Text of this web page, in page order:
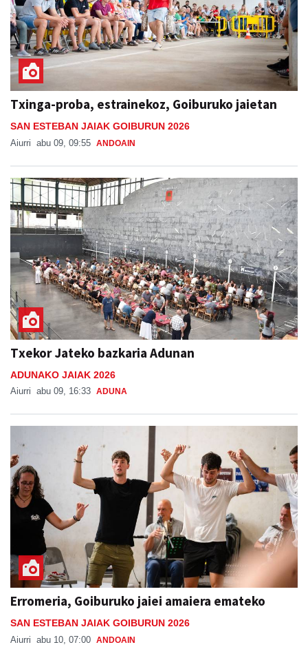
Txinga-proba, estrainekoz, Goiburuko jaietan
SAN ESTEBAN JAIAK GOIBURUN 2026
Aiurri abu 09, 09:55 ANDOAIN
Txekor Jateko bazkaria Adunan
ADUNAKO JAIAK 2026
Aiurri abu 09, 16:33 ADUNA
Erromeria, Goiburuko jaiei amaiera emateko
SAN ESTEBAN JAIAK GOIBURUN 2026
Aiurri abu 10, 07:00 ANDOAIN